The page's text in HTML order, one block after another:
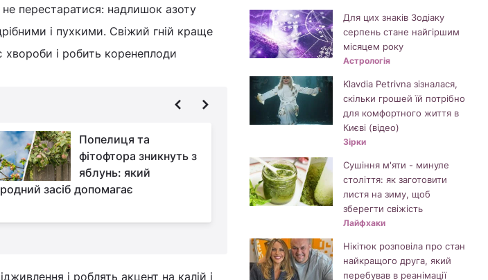
перестаратися: надлишок азоту
і пухкими. Свіжий гній краще
хвороби і робить коренеплоди
Попелиця та
фітофтора зникнуть з
яблунь: який
засіб допомагає
Чим обробити
полуницю від
довгоносика: що
зробити вже зараз, щоб не втратити
врожай
і роблять акцент на калій і
Для цих знаків Зодіаку
серпень стане найгіршим
місяцем року
Астрологія
Klavdia Petrivna зізналася,
скільки грошей їй потрібно
для комфортного життя в
Києві (відео)
Зірки
Сушіння м'яти - минуле
століття: як заготовити
листя на зиму, щоб
зберегти свіжість
Лайфхаки
Нікітюк розповіла про стан
найкращого друга, який
перебував в реанімації